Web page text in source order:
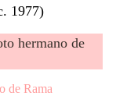
1977)
hermano de
de Rama